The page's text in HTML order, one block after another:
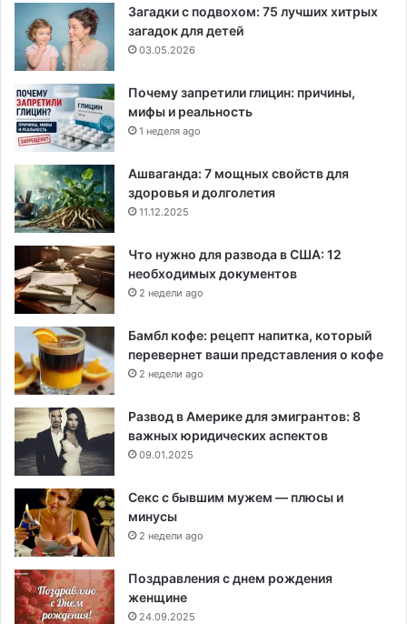
Загадки с подвохом: 75 лучших хитрых
загадок для детей
03.05.2026
Почему запретили глицин: причины,
мифы и реальность
1 неделя ago
Ашваганда: 7 мощных свойств для
здоровья и долголетия
11.12.2025
Что нужно для развода в США: 12
необходимых документов
2 недели ago
Бамбл кофе: рецепт напитка, который
перевернет ваши представления о кофе
2 недели ago
Развод в Америке для эмигрантов: 8
важных юридических аспектов
09.01.2025
Секс с бывшим мужем — плюсы и
минусы
2 недели ago
Поздравления с днем рождения
женщине
24.09.2025